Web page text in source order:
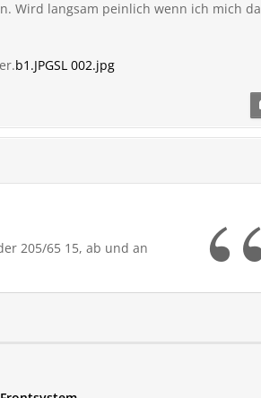
Wird langsam peinlich wenn ich mich da
b1.JPGSL 002.jpg
205/65 15, ab und an